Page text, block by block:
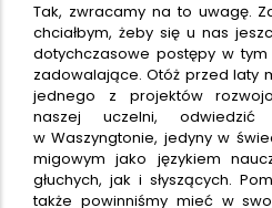
Tak, zwracamy na to uwagę.
chciałbym, żeby się u nas
dotychczasowe postępy w
zadowalające. Otóż przed laty
jednego z projektów
naszej uczelni, odwiedzić
w Waszyngtonie, jedyny w
migowym jako językiem
głuchych, jak i słyszących.
także powinniśmy mieć w